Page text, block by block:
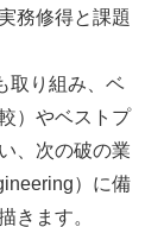
務修得と課題
取り組み、ベ
）やベストプ
、次の破の業
）に備
描きます。